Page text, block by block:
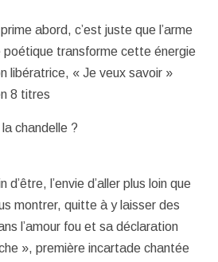
abord, c’est juste que l’arme
transforme cette énergie
libératrice, « Je veux savoir »
8 titres
chandelle ?
d’être, l’envie d’aller plus loin que
montrer, quitte à y laisser des
l’amour fou et sa déclaration
», première incartade chantée